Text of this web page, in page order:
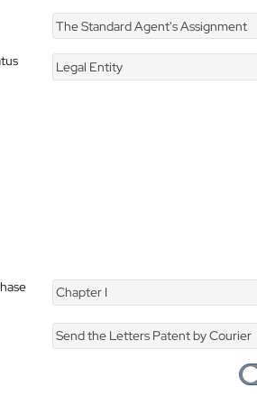
The Standard Agent's Assignment
Legal Entity
Chapter I
Send the Letters Patent by Courier